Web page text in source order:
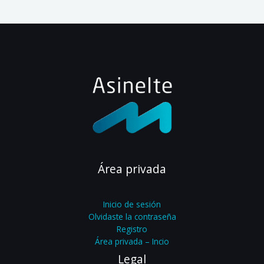
Área privada
Inicio de sesión
Olvidaste la contraseña
Registro
Área privada – Incio
Legal